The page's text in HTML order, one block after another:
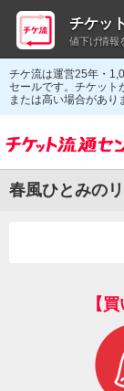
チケ流は運営25年・
セールです。チケット
または高い場合があり
春風ひとみの
【
チケッ
値下げ情報